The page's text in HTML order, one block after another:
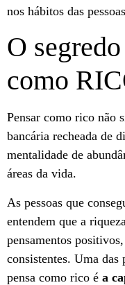
nos hábitos das
O
como
Pensar como rico não
bancária recheada de
mentalidade de
áreas da vida.
As pessoas que
entendem que a
pensamentos
consistentes. Uma
pensa como rico é a